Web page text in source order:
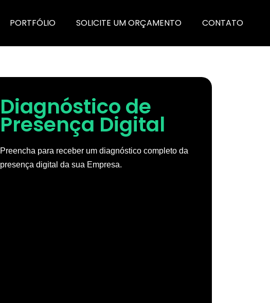
PORTFÓLIO SOLICITE UM ORÇAMENTO CONTATO
Diagnóstico de
Presença Digital
Preencha para receber um diagnóstico completo da
presença digital da sua Empresa.